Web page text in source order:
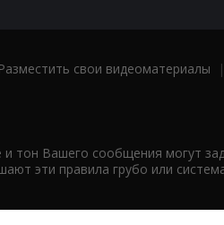
Разместить свои видеоматериалы |
Вашего сообщения могут
эти правила грубо или